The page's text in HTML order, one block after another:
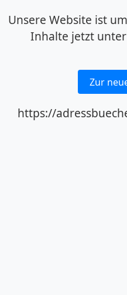
Unsere Website ist
Inhalte jetzt
Zur
https://